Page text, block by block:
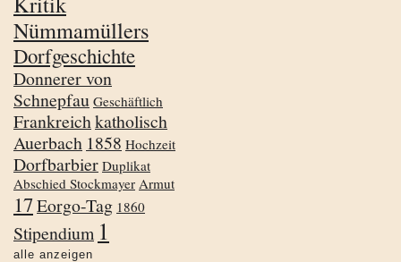
Nümmamüllers
Dorfgeschichte
Donnerer von
Schnepfau Geschäftlich
Frankreichkatholisch
Auerbach 1858 Hochzeit
Dorfbarbier Duplikat
Abschied Stockmayer Armut
17Eorgo-Tag 1860
Stipendium 1
alle anzeigen